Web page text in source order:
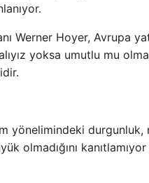
Werner Hoyer, Avrupa
yoksa umutlu mu
yönelimindeki
olmadığını